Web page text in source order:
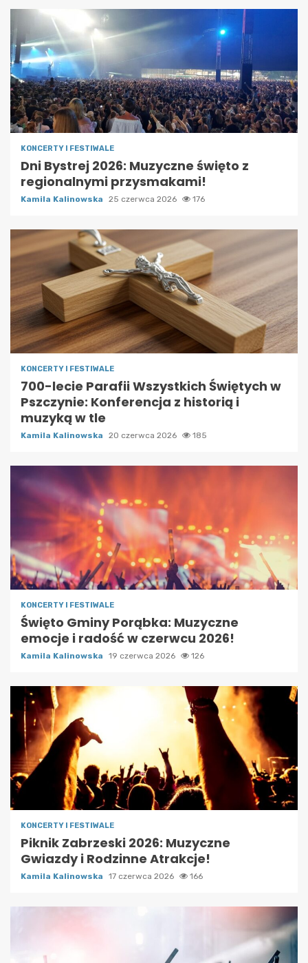
KONCERTY I FESTIWALE
Dni Bystrej 2026: Muzyczne święto z
regionalnymi przysmakami!
Kamila Kalinowska 25 czerwca 2026 176
KONCERTY I FESTIWALE
700-lecie Parafii Wszystkich Świętych w
Pszczynie: Konferencja z historią i
muzyką w tle
Kamila Kalinowska 20 czerwca 2026 185
KONCERTY I FESTIWALE
Święto Gminy Porąbka: Muzyczne
emocje i radość w czerwcu 2026!
Kamila Kalinowska 19 czerwca 2026 126
KONCERTY I FESTIWALE
Piknik Zabrzeski 2026: Muzyczne
Gwiazdy i Rodzinne Atrakcje!
Kamila Kalinowska 17 czerwca 2026 166